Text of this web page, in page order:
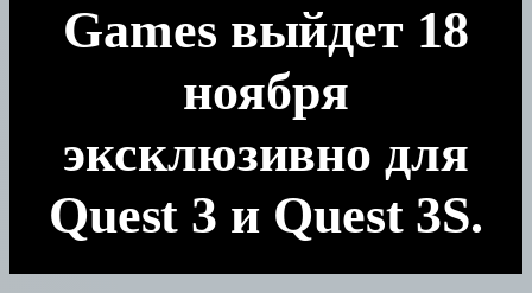
Games выйдет 18
ноября
эксклюзивно для
Quest 3 и Quest 3S.